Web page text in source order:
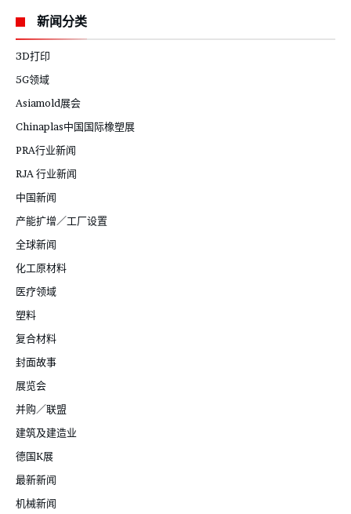
新闻分类
3D打印
5G领域
Asiamold展会
Chinaplas中国国际橡塑展
PRA行业新闻
RJA 行业新闻
中国新闻
产能扩增／工厂设置
全球新闻
化工原材料
医疗领域
塑料
复合材料
封面故事
展览会
并购／联盟
建筑及建造业
德国K展
最新新闻
机械新闻